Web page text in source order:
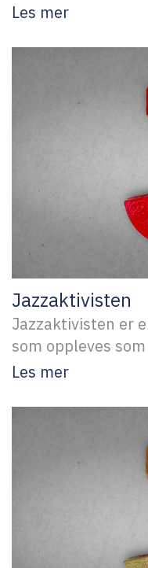
Les mer
Jazzaktivisten
Jazzaktivisten er
som oppleves
Les mer